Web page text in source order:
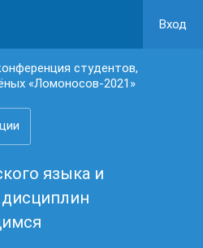
Вход
студентов,
«Ломоносов-2021»
языка и